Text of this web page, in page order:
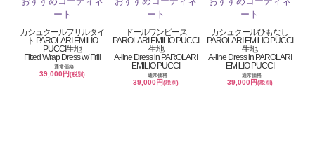
カシュクールフリルタイ
ト PAROLARI EMILIO
PUCCI生地
Fitted Wrap Dress w/ Frill
通常価格
39,000円(税別)
ドールワンピース
PAROLARI EMILIO PUCCI
生地
A-line Dress in PAROLARI
EMILIO PUCCI
通常価格
39,000円(税別)
カシュクールひもなし
PAROLARI EMILIO PUCCI
生地
A-line Dress in PAROLARI
EMILIO PUCCI
通常価格
39,000円 (税別)